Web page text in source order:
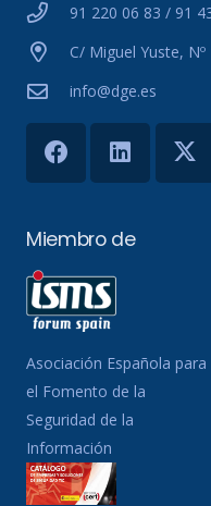
91 220 06 83 / 91
C/ Miguel Yuste,
info@dge.es
Miembro de
Asociación Española para
el Fomento de la
Seguridad de la
Información